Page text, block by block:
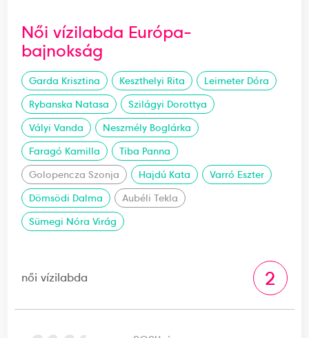
Női vízilabda Európa-
bajnokság
Garda Krisztina Keszthelyi Rita
Leimeter Dóra
Rybanska Natasa
Szilágyi Dorottya
Vályi Vanda
Neszmély Boglárka
Faragó Kamilla
Tiba Panna
Golopencza Szonja
Hajdú Kata
Varró Eszter
Dömsödi Dalma
Aubéli Tekla
Sümegi Nóra Virág
női vízilabda 2